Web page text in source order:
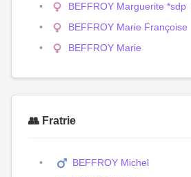
BEFFROY Marguerite *sdp
BEFFROY Marie Françoise
BEFFROY Marie
👥 Fratrie
BEFFROY Michel